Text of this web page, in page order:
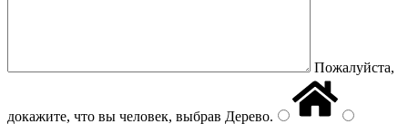
Пожалуйста,
докажите, что вы человек, выбрав Дерево.